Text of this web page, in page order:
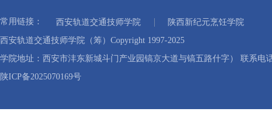
常用链接： 西安轨道交通技师学院
陕西新纪元烹饪学院
西安轨道交通技师学院（筹）Copyright 1997-2025
学院地址：西安市沣东新城斗门产业园镐京大道与镐五路什字） 联系电
陕ICP备2025070169号